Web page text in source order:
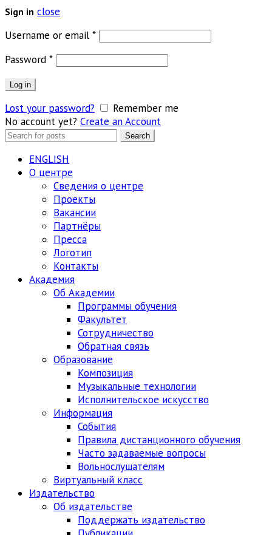
Sign in close
Username or email *Обязательно
Password *Обязательно
Log in
Lost your password?
Remember me
No account yet? Create an Account
Search
Search
ENGLISH
О центре
Сведения о центре
Проекты
Вакансии
Партнёры
Пресса
Логотип
Контакты
Академия
Об Академии
Программы обучения
Факультет
Сотрудничество
Обратная связь
Образование
Композиция
Музыкальные технологии
Исполнительское искусство
Информация
События
Правила дистанционного обучения
Часто задаваемые вопросы
Вольнослушателям
Виртуальный класс
Издательство
Об издательстве
Поддержать издательство